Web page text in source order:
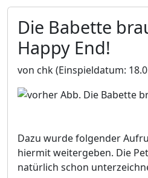
Die Babette
Happy End!
von chk(Einspieldatum:
Dazu wurde folgender
hiermit weitergeben. Die
natürlich schon